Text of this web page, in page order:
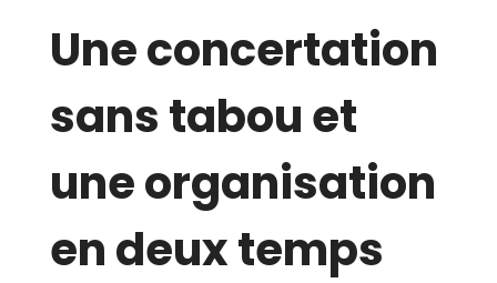
Une concertation
sans tabou et
une organisation
en deux temps